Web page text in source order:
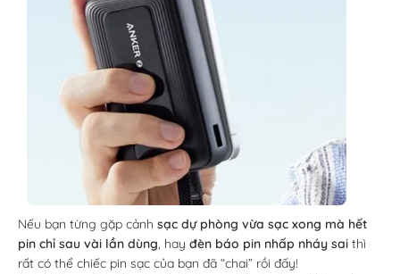
Nếu bạn từng gặp cảnh sạc dự phòng vừa sạc xong mà hết
pin chỉ sau vài lần dùng, hay đèn báo pin nhấp nháy sai thì
rất có thể chiếc pin sạc của bạn đã “chai” rồi đấy!